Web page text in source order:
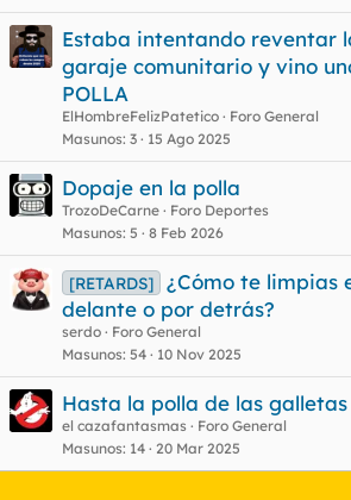
Estaba intentando reventar
garaje comunitario y vino
POLLA
ElHombreFelizPatetico
Foro General
Masunos 3 15 Ago 2025
Dopaje en la polla
TrozoDeCarne
Foro Deportes
Masunos 5 8 Feb 2026
[RETARDS]
¿Cómo te limpias
delante o por detrás?
serdo
Foro General
Masunos 54 10 Nov 2025
Hasta la polla de las
el cazafantasmas
Foro General
Masunos 14 20 Mar 2025